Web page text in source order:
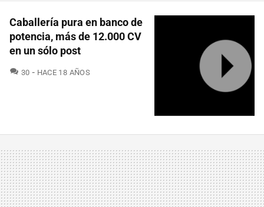
Caballería pura en banco de
potencia, más de 12.000 CV
en un sólo post
30 COMENTARIOS
HACE 18 AÑOS